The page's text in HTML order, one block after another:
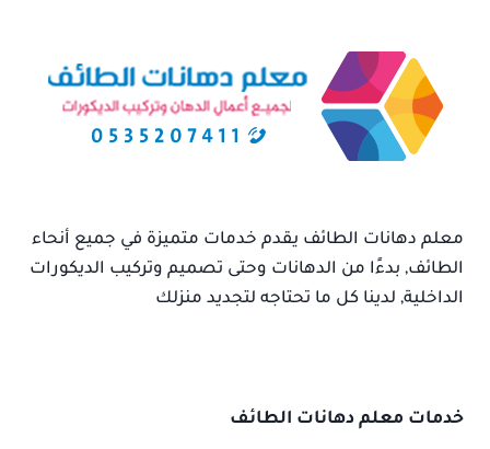
معلم دهانات الطائف يقدم خدمات متميزة في جميع أنحاء
الطائف, بدءًا من الدهانات وحتى تصميم وتركيب الديكورات
الداخلية, لدينا كل ما تحتاجه لتجديد منزلك
خدمات معلم دهانات الطائف